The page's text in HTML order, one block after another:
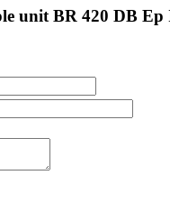
unit BR 420 DB Ep